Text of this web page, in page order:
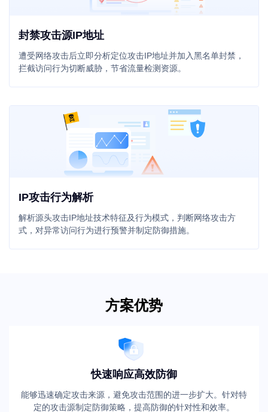
封禁攻击源IP地址
遭受网络攻击后立即分析定位攻击IP地址并加入黑名单封禁，
拦截访问行为切断威胁，节省流量检测资源。
IP攻击行为解析
解析源头攻击IP地址技术特征及行为模式，判断网络攻击方
式，对异常访问行为进行预警并制定防御措施。
方案优势
快速响应高效防御
能够迅速确定攻击来源，避免攻击范围的进一步扩大。针对特
定的攻击源制定防御策略，提高防御的针对性和效率。